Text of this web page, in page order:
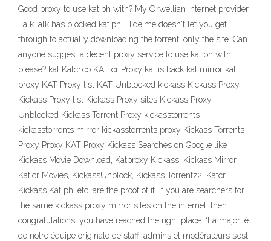
Good proxy to use kat.ph with? My Orwellian internet provider
TalkTalk has blocked kat.ph. Hide.me doesn't let you get
through to actually downloading the torrent, only the site. Can
anyone suggest a decent proxy service to use kat.ph with
please? kat Katcr.co KAT cr Proxy kat is back kat mirror kat
proxy KAT Proxy list KAT Unblocked kickass Kickass Proxy
Kickass Proxy list Kickass Proxy sites Kickass Proxy
Unblocked Kickass Torrent Proxy kickasstorrents
kickasstorrents mirror kickasstorrents proxy Kickass Torrents
Proxy Proxy KAT Proxy Kickass Searches on Google like
Kickass Movie Download, Katproxy Kickass, Kickass Mirror,
Kat.cr Movies, KickassUnblock, Kickass Torrentz2, Katcr,
Kickass Kat ph, etc. are the proof of it. If you are searchers for
the same kickass proxy mirror sites on the internet, then
congratulations, you have reached the right place. “La majorité
de notre équipe originale de staff, admins et modérateurs s’est